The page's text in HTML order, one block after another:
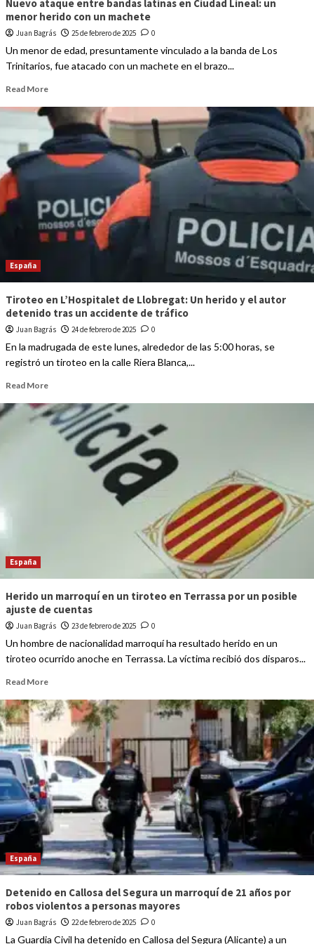
Nuevo ataque entre bandas latinas en Ciudad Lineal: un
menor herido con un machete
Juan Bagrás 25 de febrero de 2025 0
Un menor de edad, presuntamente vinculado a la banda de Los
Trinitarios, fue atacado con un machete en el brazo...
Read More
España
Tiroteo en L’Hospitalet de Llobregat: Un herido y el autor
detenido tras un accidente de tráfico
Juan Bagrás 24 de febrero de 2025 0
En la madrugada de este lunes, alrededor de las 5:00 horas, se
registró un tiroteo en la calle Riera Blanca,...
Read More
España
Herido un marroquí en un tiroteo en Terrassa por un posible
ajuste de cuentas
Juan Bagrás 23 de febrero de 2025 0
Un hombre de nacionalidad marroquí ha resultado herido en un
tiroteo ocurrido anoche en Terrassa. La víctima recibió dos disparos...
Read More
España
Detenido en Callosa del Segura un marroquí de 21 años por
robos violentos a personas mayores
Juan Bagrás 22 de febrero de 2025 0
La Guardia Civil ha detenido en Callosa del Segura (Alicante) a un